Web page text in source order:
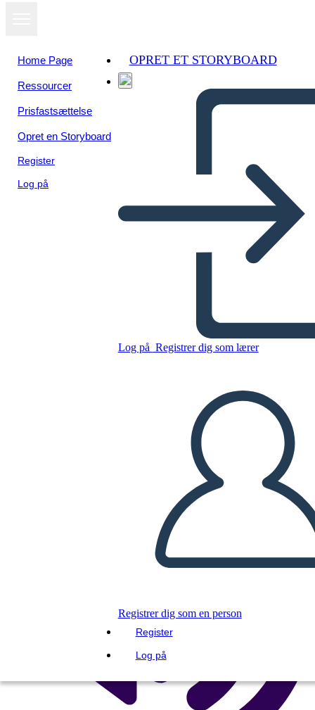
Home Page
Ressourcer
Prisfastsættelse
Opret en Storyboard
Register
Log på
OPRET ET STORYBOARD
Log på Registrer dig som lærer
Registrer dig som en person
Register
Log på
comunicacion asertiva
LAVE ET STORYBOARD
AFSPIL DIASSHOW
LÆS FOR MIG
Se som
diasshow